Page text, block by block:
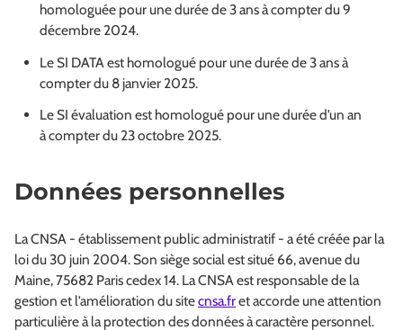
homologuée pour une durée de 3 ans à compter du 9
décembre 2024.
Le SI DATA est homologué pour une durée de 3 ans à
compter du 8 janvier 2025.
Le SI évaluation est homologué pour une durée d’un an
à compter du 23 octobre 2025.
Données personnelles
La CNSA - établissement public administratif - a été créée par la
loi du 30 juin 2004. Son siège social est situé 66, avenue du
Maine, 75682 Paris cedex 14. La CNSA est responsable de la
gestion et l’amélioration du sitecnsa.fret accorde une attention
particulière à la protection des données à caractère personnel.